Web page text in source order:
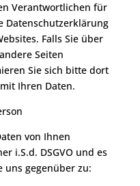
Verantwortlichen für
Datenschutzerklärung
Falls Sie über
Seiten
Sie sich bitte dort
Ihren Daten.
von Ihnen
i.S.d. DSGVO und es
uns gegenüber zu: